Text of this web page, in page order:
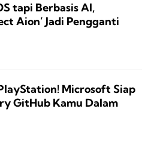
tapi Berbasis AI,
Aion’ Jadi Pengganti
Microsoft Siap
GitHub Kamu Dalam